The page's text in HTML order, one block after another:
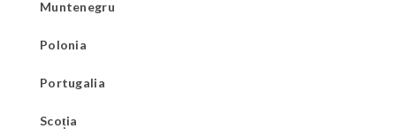
Muntenegru
Polonia
Portugalia
Scoția